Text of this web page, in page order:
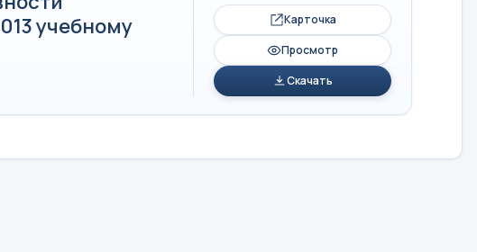
учебному
Карточка
Просмотр
Скачать